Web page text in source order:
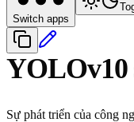
Switch apps
YOLOv10
Sự phát triển của công